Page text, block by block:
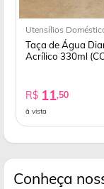
Utensílios
Taça de Água
Acrílico 330ml
R$ 11,50
à vista
Conheça